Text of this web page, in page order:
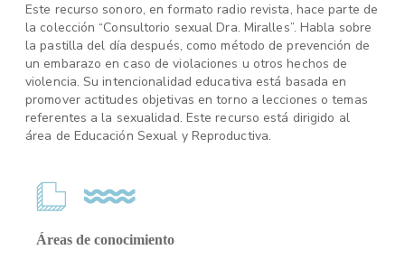
Este recurso sonoro, en formato radio revista, hace parte de
la colección “Consultorio sexual Dra. Miralles”. Habla sobre
la pastilla del día después, como método de prevención de
un embarazo en caso de violaciones u otros hechos de
violencia. Su intencionalidad educativa está basada en
promover actitudes objetivas en torno a lecciones o temas
referentes a la sexualidad. Este recurso está dirigido al
área de Educación Sexual y Reproductiva.
Áreas de conocimiento